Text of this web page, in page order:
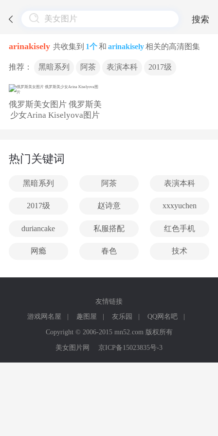
搜索
arinakisely 共收集到 1个和 arinakisely相关的高清图集
推荐： 黑暗系列 阿茶 表演本科 2017级
俄罗斯美女图片 俄罗斯美
少女Arina Kiselyova图片
热门关键词
黑暗系列 阿茶 表演本科
2017级 赵诗意 xxxyuchen
duriancake 私服搭配 红色手机
网瘾 春色 技术
友情链接
游戏网名屋
| 趣图屋 | 友乐园 | QQ网名吧
|
Copyright © 2006-2015 mn52.com 版权所有
美女图片网
京ICP备15023835号-3